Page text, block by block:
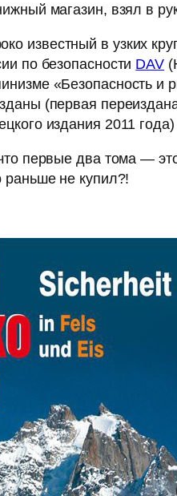
магазин, взял в
известный в узких
по безопасности DAV
«Безопасность и
(первая
издания 2011
первые два тома —
не купил?!